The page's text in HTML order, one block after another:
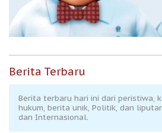
Berita Terbaru
Berita terbaru hari ini dari peristiwa,
hukum, berita unik, Politik, dan
dan Internasional.